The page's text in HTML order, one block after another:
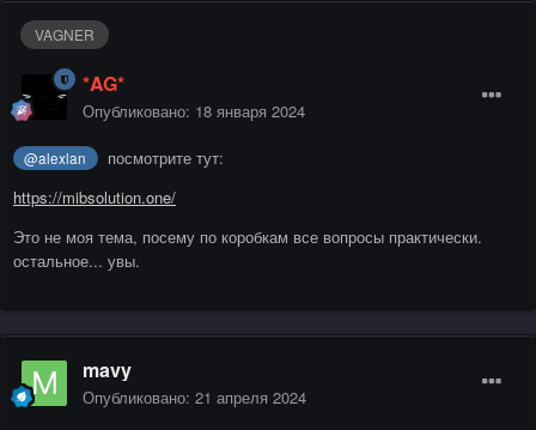
VAGNER
*AG*
Опубликовано: 18 января 2024
@alexlan
посмотрите тут:
https://mibsolution.one/
Это не моя тема, посему по коробкам все вопросы практически.
остальное... увы.
mavy
Опубликовано: 21 апреля 2024